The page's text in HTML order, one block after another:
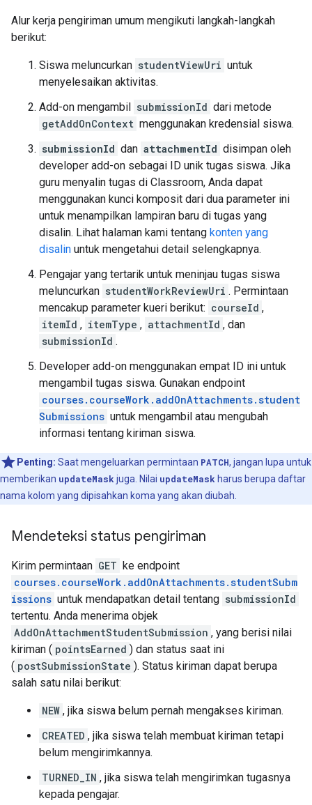
Alur kerja pengiriman umum mengikuti langkah-langkah
berikut:
Siswa meluncurkan studentViewUri untuk
menyelesaikan aktivitas.
Add-on mengambil submissionId dari metode
getAddOnContext menggunakan kredensial siswa.
submissionId dan attachmentId disimpan oleh
developer add-on sebagai ID unik tugas siswa. Jika
guru menyalin tugas di Classroom, Anda dapat
menggunakan kunci komposit dari dua parameter ini
untuk menampilkan lampiran baru di tugas yang
disalin. Lihat halaman kami tentang konten yang
disalin untuk mengetahui detail selengkapnya.
Pengajar yang tertarik untuk meninjau tugas siswa
meluncurkan studentWorkReviewUri . Permintaan
mencakup parameter kueri berikut: courseId ,
itemId , itemType , attachmentId , dan
submissionId .
Developer add-on menggunakan empat ID ini untuk
mengambil tugas siswa. Gunakan endpoint
courses.courseWork.addOnAttachments.student
Submissions untuk mengambil atau mengubah
informasi tentang kiriman siswa.
Penting: Saat mengeluarkan permintaan PATCH, jangan lupa untuk
memberikan updateMask juga. Nilai updateMask harus berupa daftar
nama kolom yang dipisahkan koma yang akan diubah.
Mendeteksi status pengiriman
Kirim permintaan GET ke endpoint
courses.courseWork.addOnAttachments.studentSubm
issions untuk mendapatkan detail tentang submissionId
tertentu. Anda menerima objek
AddOnAttachmentStudentSubmission , yang berisi nilai
kiriman ( pointsEarned ) dan status saat ini
( postSubmissionState ). Status kiriman dapat berupa
salah satu nilai berikut:
NEW , jika siswa belum pernah mengakses kiriman.
CREATED , jika siswa telah membuat kiriman tetapi
belum mengirimkannya.
TURNED_IN , jika siswa telah mengirimkan tugasnya
kepada pengajar.